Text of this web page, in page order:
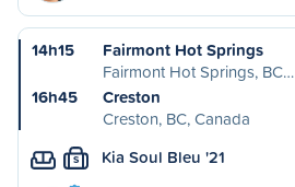
14h15
Fairmont Hot Springs
Fairmont Hot Springs, BC…
16h45
Creston
Creston, BC, Canada
S Kia Soul Bleu '21